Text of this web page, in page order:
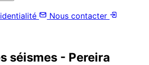
Nous contacter
séismes - Pereira